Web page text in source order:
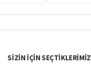
SIZIN IÇIN SEÇTIKLERIMIZ